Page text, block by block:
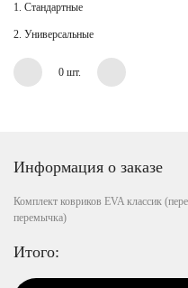
1. Стандартные
2. Универсальные
0 шт.
Информация о заказе
Комплект ковриков EVA классик
перемычка)
Итого: